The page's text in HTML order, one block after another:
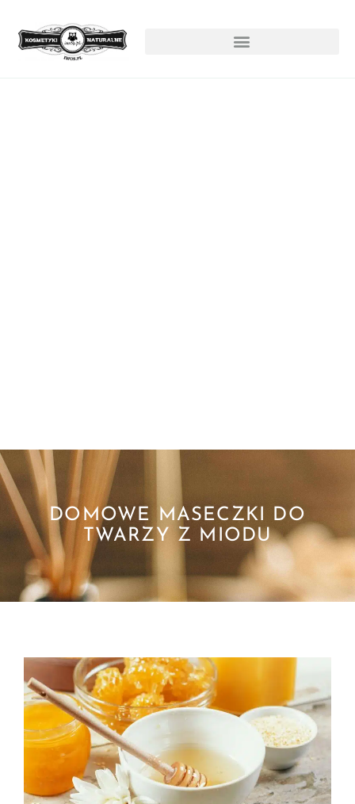
DOMOWE MASECZKI DO
TWARZY Z MIODU